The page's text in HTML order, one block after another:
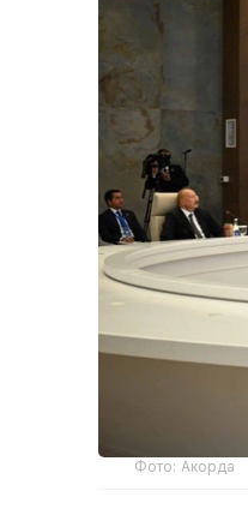
Фото: Акорда